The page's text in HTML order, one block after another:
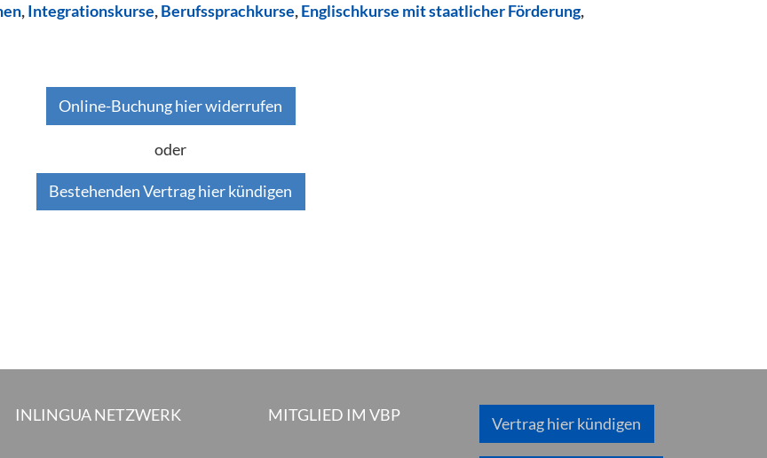
,Integrationskurse,Berufssprachkurse,Englischkurse mit staatlicher Förderung,
Online-Buchung hier widerrufen
oder
Bestehenden Vertrag hier kündigen
INLINGUA NETZWERK MITGLIED IM VBP Vertrag hier kündigen